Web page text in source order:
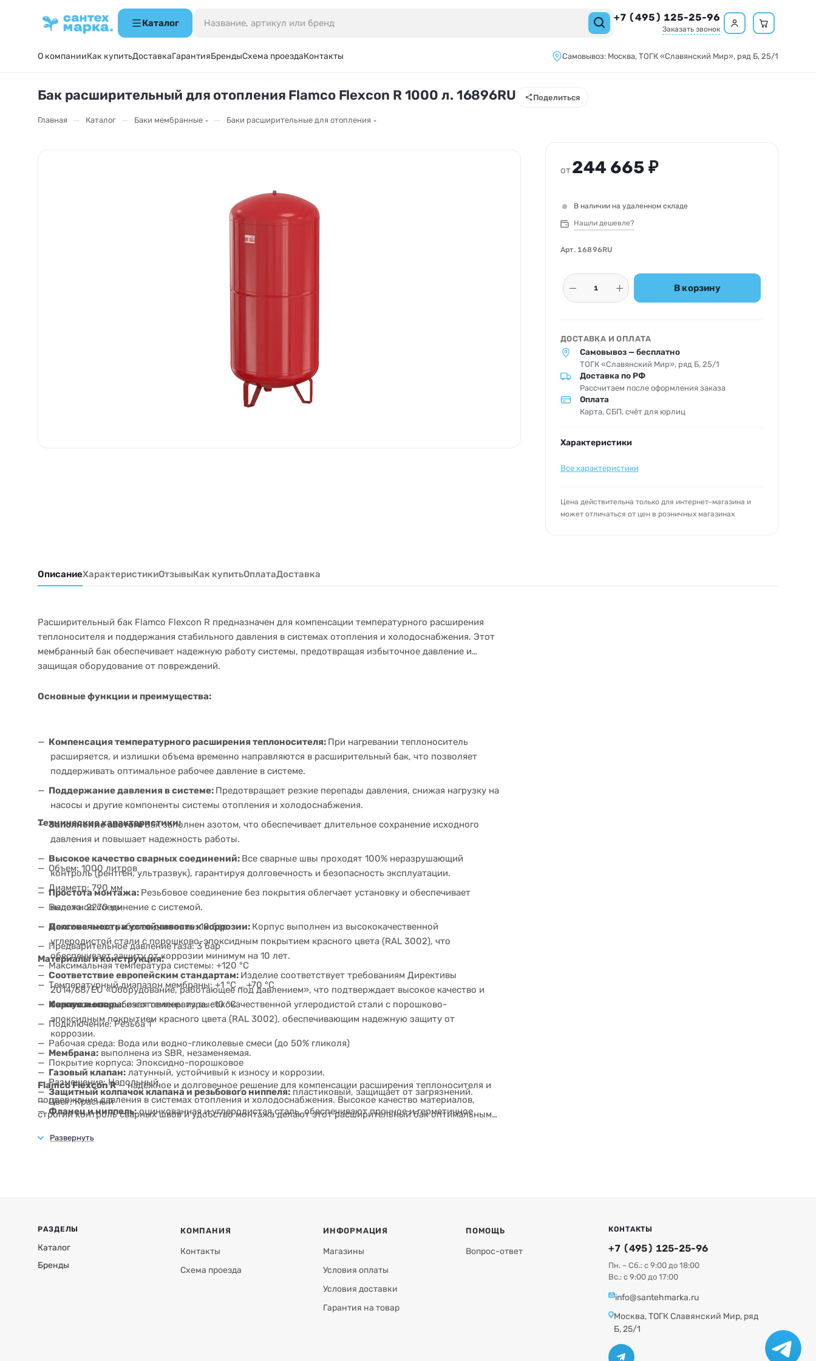
Каталог +7 (495) 125-25-96
Заказать звонок
О компанииКак купитьДоставкаГарантияБрендыСхема проездаКонтакты Самовывоз: Москва, ТОГК «Славянский Мир», ряд Б, 25/1
Поделиться
Бак расширительный для отопления Flamco Flexcon R 1000 л. 16896RU
Главная — Каталог — Баки мембранные — Баки расширительные для отопления
ОписаниеХарактеристикиОтзывыКак купитьОплатаДоставка
Расширительный бак Flamco Flexcon R предназначен для компенсации температурного расширения
теплоносителя и поддержания стабильного давления в системах отопления и холодоснабжения. Этот
мембранный бак обеспечивает надежную работу системы, предотвращая избыточное давление и
защищая оборудование от повреждений.
Основные функции и преимущества:
Компенсация температурного расширения теплоносителя: При нагревании теплоноситель
расширяется, и излишки объема временно направляются в расширительный бак, что позволяет
поддерживать оптимальное рабочее давление в системе.
Поддержание давления в системе: Предотвращает резкие перепады давления, снижая нагрузку на
насосы и другие компоненты системы отопления и холодоснабжения.
Заполнение азотом:Бак заполнен азотом, что обеспечивает длительное сохранение исходного
давления и повышает надежность работы.
Высокое качество сварных соединений: Все сварные швы проходят 100% неразрушающий
контроль (рентген, ультразвук), гарантируя долговечность и безопасность эксплуатации.
Простота монтажа: Резьбовое соединение без покрытия облегчает установку и обеспечивает
надежное соединение с системой.
Долговечность и устойчивость к коррозии: Корпус выполнен из высококачественной
углеродистой стали с порошково-эпоксидным покрытием красного цвета (RAL 3002), что
обеспечивает защиту от коррозии минимум на 10 лет.
Соответствие европейским стандартам: Изделие соответствует требованиям Директивы
2014/68/EU «Оборудование, работающее под давлением», что подтверждает высокое качество и
безопасность.
Технические характеристики:
Объем: 1000 литров
Диаметр: 790 мм
Высота: 2270 мм
Максимальное рабочее давление: 10 бар
Предварительное давление газа: 3 бар
Максимальная температура системы: +120 °C
Температурный диапазон мембраны: +1 °C … +70 °C
Минимальная рабочая температура: -10 °C
Подключение: Резьба 1"
Рабочая среда: Вода или водно-гликолевые смеси (до 50% гликоля)
Покрытие корпуса: Эпоксидно-порошковое
Размещение: Напольный
Цвет: Красный
Материалы и конструкция:
Корпус и опоры:изготовлены из высококачественной углеродистой стали с порошково-
эпоксидным покрытием красного цвета (RAL 3002), обеспечивающим надежную защиту от
коррозии.
Мембрана: выполнена из SBR, незаменяемая.
Газовый клапан: латунный, устойчивый к износу и коррозии.
Защитный колпачок клапана и резьбового ниппеля:пластиковый, защищает от загрязнений.
Фланец и ниппель:оцинкованная и углеродистая сталь, обеспечивают прочное и герметичное
Flamco Flexcon R— надежное и долговечное решение для компенсации расширения теплоносителя и
поддержания давления в системах отопления и холодоснабжения. Высокое качество материалов,
строгий контроль сварных швов и удобство монтажа делают этот расширительный бак оптимальным
от244 665 ₽
В наличии на удаленном складе
Нашли дешевле?
Арт. 16896RU
В корзину
Характеристики
Все характеристики
Цена действительна только для интернет-магазина и
может отличаться от цен в розничных магазинах
ДОСТАВКА И ОПЛАТА
Самовывоз — бесплатно
ТОГК «Славянский Мир», ряд Б, 25/1
Доставка по РФ
Рассчитаем после оформления заказа
Оплата
Карта, СБП, счёт для юрлиц
РАЗДЕЛЫ
Каталог
Бренды
КОМПАНИЯ
Контакты
Схема проезда
ИНФОРМАЦИЯ
Магазины
Условия оплаты
Условия доставки
Гарантия на товар
ПОМОЩЬ
Вопрос-ответ
КОНТАКТЫ
+7 (495) 125-25-96
Пн. – Сб.: с 9:00 до 18:00
Вс.: с 9:00 до 17:00
info@santehmarka.ru
Москва, ТОГК Славянский Мир, ряд
Б, 25/1